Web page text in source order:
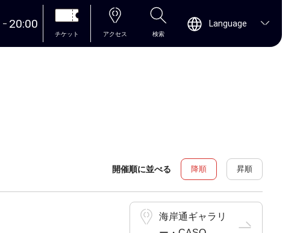
20:00
チケット アクセス 検索
Language
開催順に並べる 降順 昇順
海岸通ギャラリ